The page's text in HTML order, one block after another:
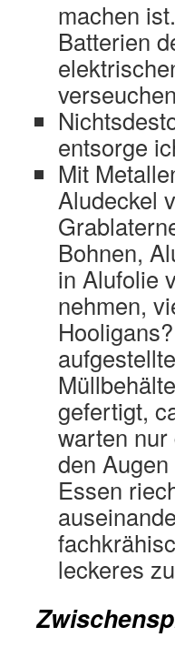
machen
Batterien
entsorge
Mit
Aludeckel
Bohnen,
in Alufolie
nehmen,
gefertigt,
warten
den
Essen
leckeres